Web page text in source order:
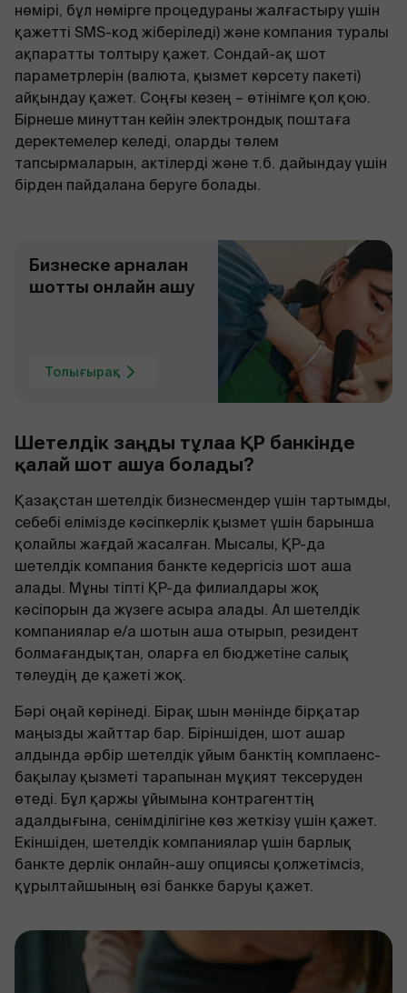
нөмірі, бұл нөмірге процедураны жалғастыру үшін
қажетті SMS-код жіберіледі) және компания туралы
ақпаратты толтыру қажет. Сондай-ақ шот
параметрлерін (валюта, қызмет көрсету пакеті)
айқындау қажет. Соңғы кезең – өтінімге қол қою.
Бірнеше минуттан кейін электрондық поштаға
деректемелер келеді, оларды төлем
тапсырмаларын, актілерді және т.б. дайындау үшін
бірден пайдалана беруге болады.
Бизнеске арналған
шотты онлайн ашу
Толығырақ
Шетелдік заңды тұлғаға ҚР банкінде
қалай шот ашуға болады?
Қазақстан шетелдік бизнесмендер үшін тартымды,
себебі елімізде кәсіпкерлік қызмет үшін барынша
қолайлы жағдай жасалған. Мысалы, ҚР-да
шетелдік компания банкте кедергісіз шот аша
алады. Мұны тіпті ҚР-да филиалдары жоқ
кәсіпорын да жүзеге асыра алады. Ал шетелдік
компаниялар е/а шотын аша отырып, резидент
болмағандықтан, оларға ел бюджетіне салық
төлеудің де қажеті жоқ.
Бәрі оңай көрінеді. Бірақ шын мәнінде бірқатар
маңызды жайттар бар. Біріншіден, шот ашар
алдында әрбір шетелдік ұйым банктің комплаенс-
бақылау қызметі тарапынан мұқият тексеруден
өтеді. Бұл қаржы ұйымына контрагенттің
адалдығына, сенімділігіне көз жеткізу үшін қажет.
Екіншіден, шетелдік компаниялар үшін барлық
банкте дерлік онлайн-ашу опциясы қолжетімсіз,
құрылтайшының өзі банкке баруы қажет.